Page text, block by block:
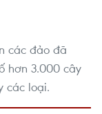
các đảo đã
hơn 3.000 cây
các loại.